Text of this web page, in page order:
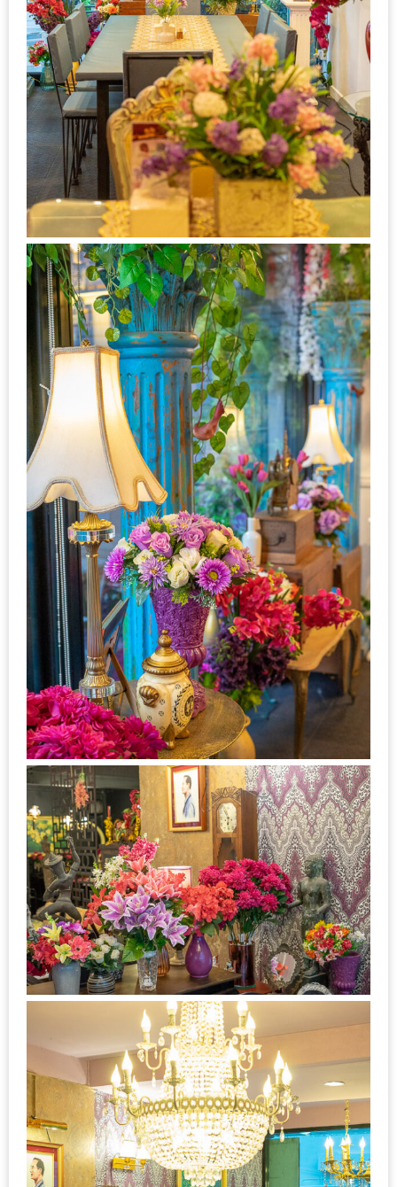
งาน
เดียว
ทั้ง
ช้อป
กิน
เที่ยว
พร้อม
โม
ชั่น
สำหรับ
คน
รัก
บ้าน
มากมาย
MAPS
MY
ACCOUNT
NEW
FACEBOOK
TIMELINE
POLICY
OKTOBERFEST
ครั้ง
ที่
2
เทศกาล
เบียร์
ที่
ใหญ่
ที่สุด
ใน
โลก
กับ
โรง
แรม
ฮอ
ลิ
อินน์
เชียงใหม่
PANDA
TIME
: